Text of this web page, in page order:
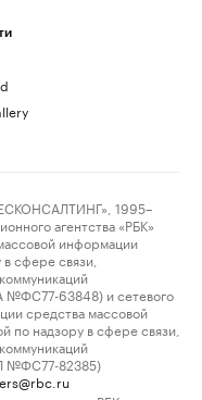
1995–
агентства «РБК»
информации
сфере связи,
№ФС77-63848) и сетевого
средства массовой
по надзору в сфере связи,
№ФС77-82385)